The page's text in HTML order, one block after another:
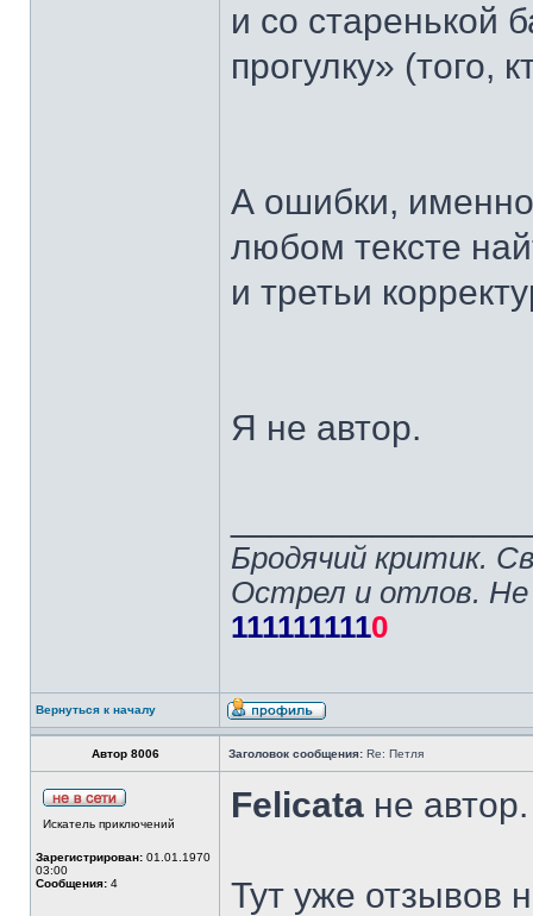
и со старенькой
прогулку» (того,
А ошибки,
любом тексте
и третьи
Я не автор.
Бродячий критик.
Острел и отлов. Не
1111111110
Вернуться к началу
Автор 8006 Заголовок сообщения: Re: Петля
Искатель приключений
Зарегистрирован: 01.01.1970
03:00
Сообщения: 4
Felicata не
Тут уже отзывов